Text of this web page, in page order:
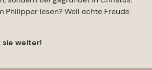
Philipper lesen? Weil echte Freude
sie weiter!